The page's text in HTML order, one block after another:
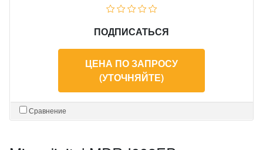
ПОДПИСАТЬСЯ
ЦЕНА ПО ЗАПРОСУ
(УТОЧНЯЙТЕ)
Сравнение